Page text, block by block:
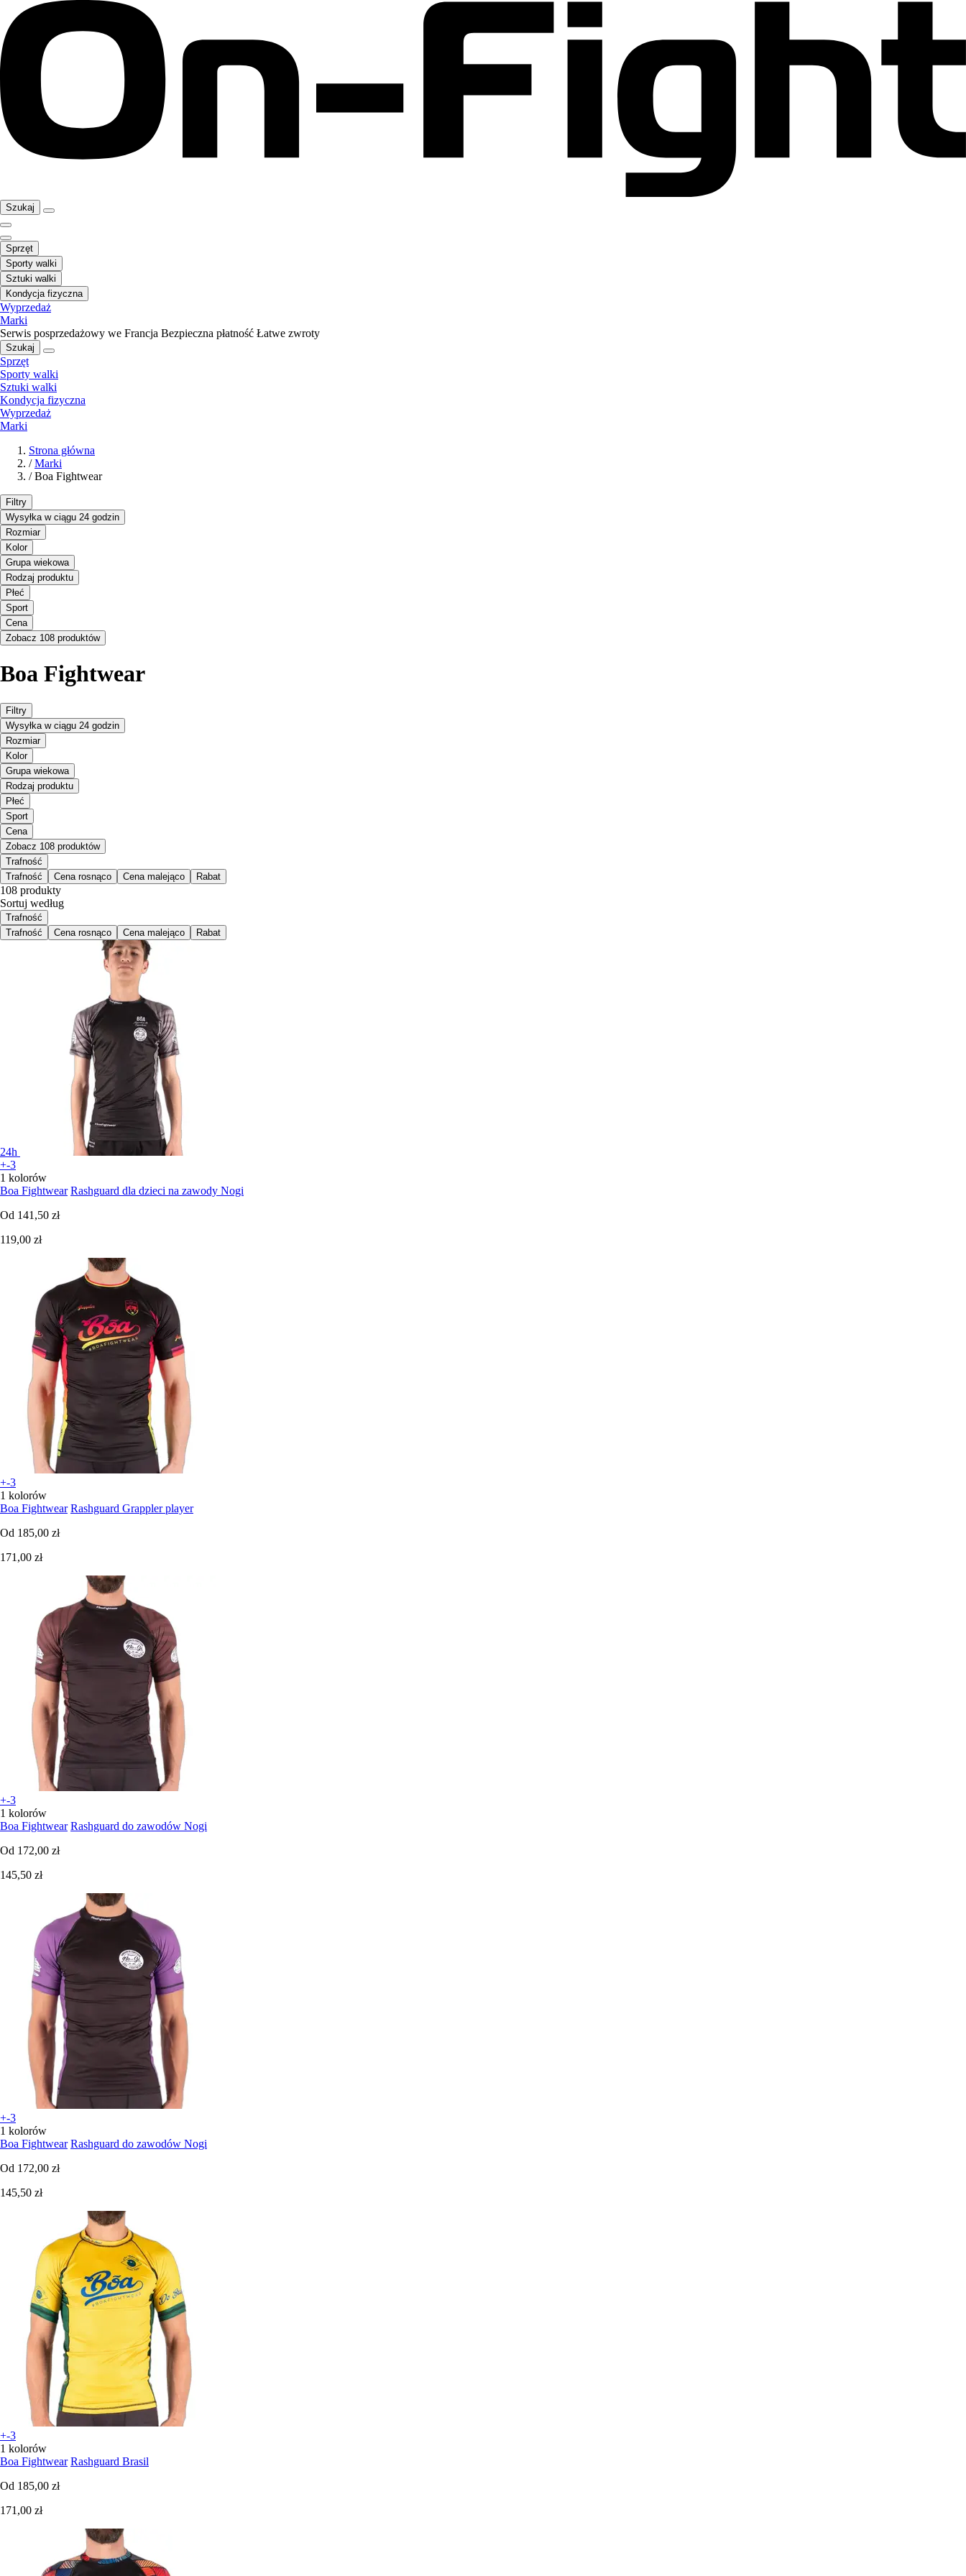
Szukaj
Sprzęt
Sporty walki
Sztuki walki
Kondycja fizyczna
Wyprzedaż
Marki
Serwis posprzedażowy we Francja Bezpieczna płatność Łatwe zwroty
Szukaj
Sprzęt
Sporty walki
Sztuki walki
Kondycja fizyczna
Wyprzedaż
Marki
Strona główna
/ Marki
/ Boa Fightwear
Filtry
Wysyłka w ciągu 24 godzin
Rozmiar
Kolor
Grupa wiekowa
Rodzaj produktu
Płeć
Sport
Cena
Zobacz 108 produktów
Boa Fightwear
Filtry
Wysyłka w ciągu 24 godzin
Rozmiar
Kolor
Grupa wiekowa
Rodzaj produktu
Płeć
Sport
Cena
Zobacz 108 produktów
Trafność
Trafność
Cena rosnąco Cena malejąco Rabat
108 produkty
Sortuj według
Trafność
Trafność
Cena rosnąco Cena malejąco Rabat
24h
+-3
1 kolorów
Boa Fightwear Rashguard dla dzieci na zawody Nogi
Od 141,50 zł
119,00 zł
+-3
1 kolorów
Boa Fightwear Rashguard Grappler player
Od 185,00 zł
171,00 zł
+-3
1 kolorów
Boa Fightwear Rashguard do zawodów Nogi
Od 172,00 zł
145,50 zł
+-3
1 kolorów
Boa Fightwear Rashguard do zawodów Nogi
Od 172,00 zł
145,50 zł
+-3
1 kolorów
Boa Fightwear Rashguard Brasil
Od 185,00 zł
171,00 zł